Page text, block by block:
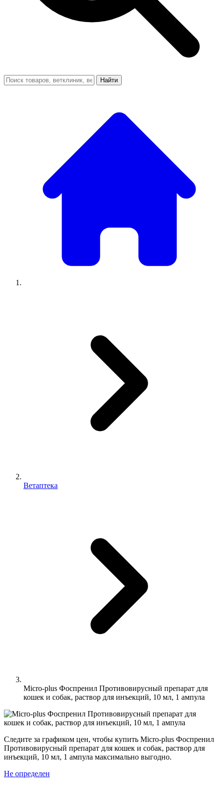
Найти
Ветаптека
Micro-plus Фоспренил Противовирусный препарат для
кошек и собак, раствор для инъекций, 10 мл, 1 ампула
Следите за графиком цен, чтобы купить Micro-plus Фоспренил
Противовирусный препарат для кошек и собак, раствор для
инъекций, 10 мл, 1 ампула максимально выгодно.
Не определен